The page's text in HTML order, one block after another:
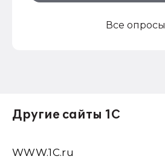
Все опросы
Другие сайты 1С
WWW.1С.ru